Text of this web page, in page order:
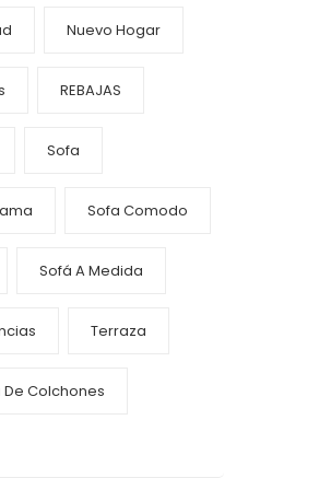
Nuevo Hogar
REBAJAS
Sofa
Sofa Comodo
Sofá A Medida
Terraza
De Colchones